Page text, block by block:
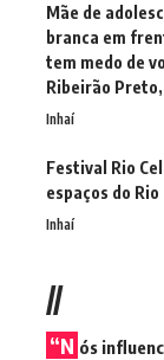
Mãe de
branca em
tem medo de
Ribeirão Preto,
Inhaí
Festival Rio
espaços do Rio
Inhaí
//
“N ós